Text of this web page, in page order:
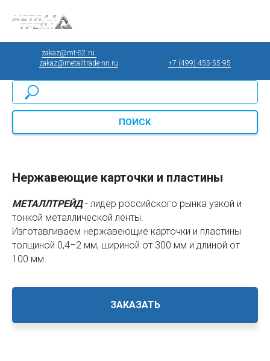
zakaz@mt-52.ru
zakaz@metalltrade-nn.ru
+7 (499) 455-55-95
ПОИСК
Нержавеющие карточки и пластины
МЕТАЛЛТРЕЙД- лидер российского рынка узкой и
тонкой металлической ленты.
Изготавливаем нержавеющие карточки и пластины
толщиной 0,4–2 мм, шириной от 300 мм и длиной от
100 мм.
ЗАКАЗАТЬ